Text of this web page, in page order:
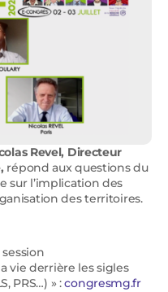
Revel, Directeur
répond aux questions du
sur l’implication des
des territoires.
vie derrière les sigles
PRS…) » :congresmg.fr